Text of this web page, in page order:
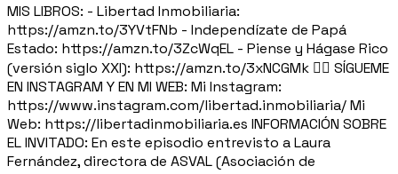
MIS LIBROS: - Libertad Inmobiliaria:
https://amzn.to/3YVtFNb - Independízate de Papá
Estado: https://amzn.to/3ZcWqEL - Piense y Hágase Rico
(versión siglo XXI): https://amzn.to/3xNCGMk 🙋‍♂️ SÍGUEME
EN INSTAGRAM Y EN MI WEB: Mi Instagram:
https://www.instagram.com/libertad.inmobiliaria/ Mi
Web: https://libertadinmobiliaria.es INFORMACIÓN SOBRE
EL INVITADO: En este episodio entrevisto a Laura
Fernández, directora de ASVAL (Asociación de